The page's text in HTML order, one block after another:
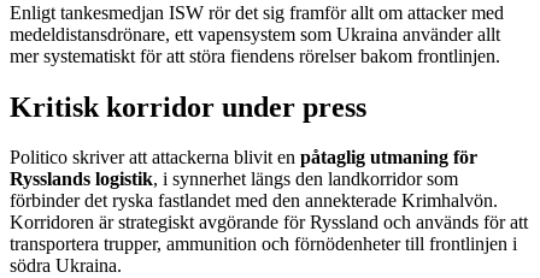
Enligt tankesmedjan ISW rör det sig framför allt om attacker med
medeldistansdrönare, ett vapensystem som Ukraina använder allt
mer systematiskt för att störa fiendens rörelser bakom frontlinjen.
Kritisk korridor under press
Politico skriver att attackerna blivit en påtaglig utmaning för
Rysslands logistik, i synnerhet längs den landkorridor som
förbinder det ryska fastlandet med den annekterade Krimhalvön.
Korridoren är strategiskt avgörande för Ryssland och används för att
transportera trupper, ammunition och förnödenheter till frontlinjen i
södra Ukraina.